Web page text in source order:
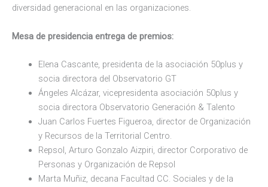
diversidad generacional en las organizaciones.
Mesa de presidencia entrega de premios:
Elena Cascante, presidenta de la asociación 50plus y
socia directora del Observatorio GT
Ángeles Alcázar, vicepresidenta asociación 50plus y
socia directora Observatorio Generación & Talento
Juan Carlos Fuertes Figueroa, director de Organización
y Recursos de la Territorial Centro.
Repsol, Arturo Gonzalo Aizpiri, director Corporativo de
Personas y Organización de Repsol
Marta Muñiz, decana Facultad CC. Sociales y de la